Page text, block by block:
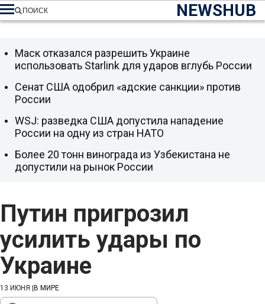
NEWSHUB
ПОИСК
Путин пригрозил
усилить удары по
Украине
13 ИЮНЯ В МИРЕ
Маск отказался разрешить Украине
использовать Starlink для ударов вглубь России
Сенат США одобрил «адские санкции» против
России
WSJ: разведка США допустила нападение
России на одну из стран НАТО
Более 20 тонн винограда из Узбекистана не
допустили на рынок России